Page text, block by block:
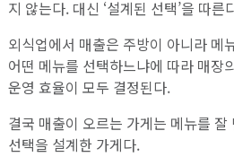
지 않는다. 대신 ‘설계된 선택’을 따른
외식업에서 매출은 주방이 아니라 메
어떤 메뉴를 선택하느냐에 따라 매장
운영 효율이 모두 결정된다.
결국 매출이 오르는 가게는 메뉴를
선택을 설계한 가게다.